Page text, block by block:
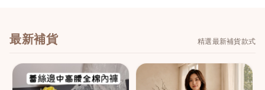
最新補貨 精選最新補貨款式